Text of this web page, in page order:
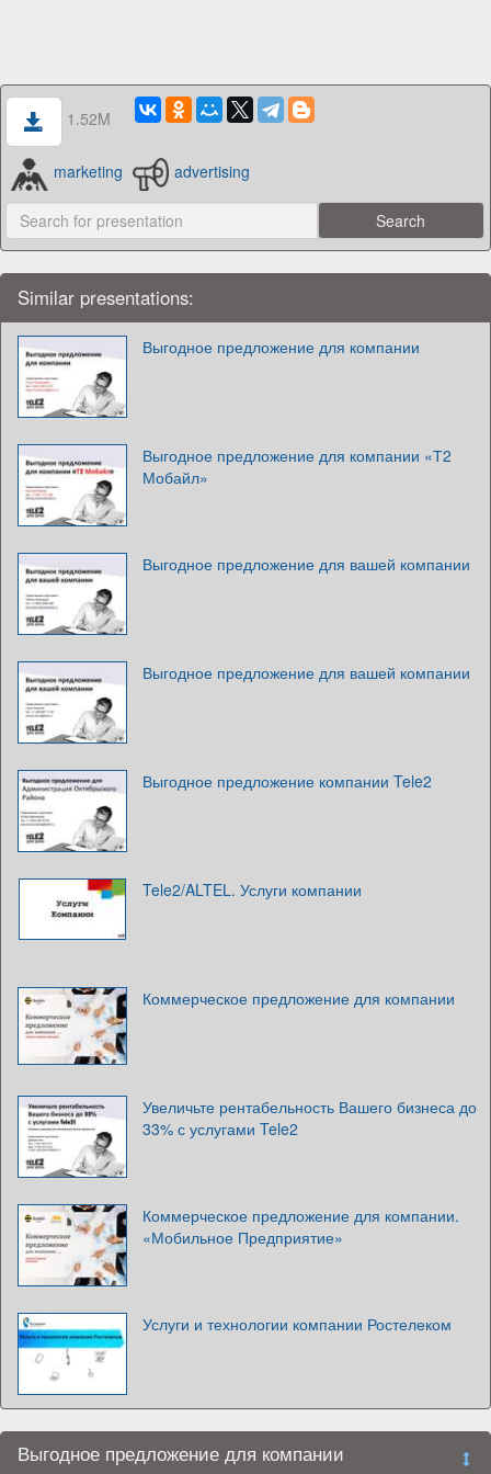
1.52M
marketing advertising
Similar presentations:
Выгодное предложение для компании
Выгодное предложение для компании «Т2
Мобайл»
Выгодное предложение для вашей компании
Выгодное предложение для вашей компании
Выгодное предложение компании Tele2
Tele2/ALTEL. Услуги компании
Коммерческое предложение для компании
Увеличьте рентабельность Вашего бизнеса до
33% с услугами Tele2
Коммерческое предложение для компании.
«Мобильное Предприятие»
Услуги и технологии компании Ростелеком
Выгодное предложение для компании